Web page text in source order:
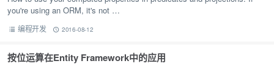
you're using an ORM, it's not …
编程开发 2016-08-12
按位运算在Entity Framework中的应用